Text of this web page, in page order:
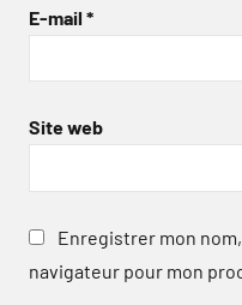
E-mail *
Site web
Enregistrer mon
navigateur pour mon